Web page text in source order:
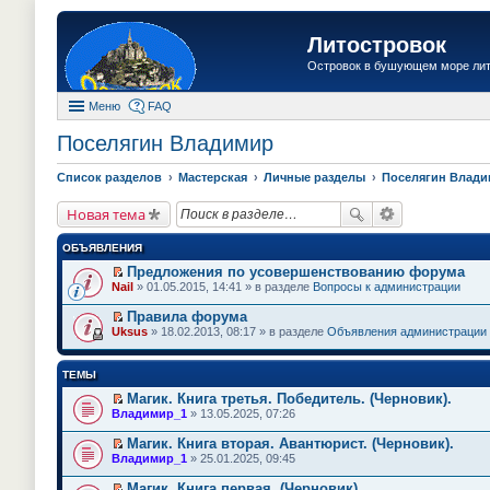
Литостровок
Островок в бушующем море
Меню FAQ
Поселягин Владимир
Список разделов Мастерская Личные разделы Поселягин
Новая тема
ОБЪЯВЛЕНИЯ
П
р
е
й
т
и
п
е
р
о
м
у
н
Предложения по усовершенствованию форума
Nail » 01.05.2015, 14:41 » в разделе Вопросы к администрации
П
р
т
и
к
п
е
р
о
Правила форума
Uksus » 18.02.2013, 08:17 » в разделе Объявления администрации
ТЕМЫ
П
р
е
й
т
Магик. Книга третья. Победитель. (Черновик).
Владимир_1 » 13.05.2025, 07:26
П
р
Магик. Книга вторая. Авантюрист. (Черновик).
Владимир_1 » 25.01.2025, 09:45